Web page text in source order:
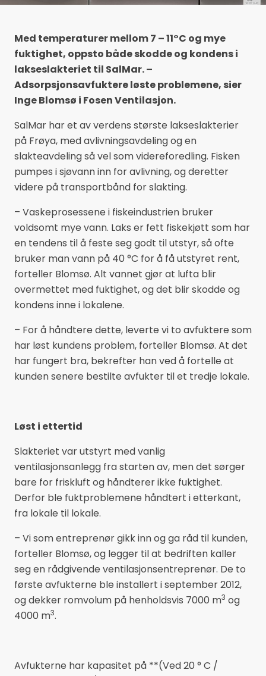
Med temperaturer mellom 7 – 11°C og mye
fuktighet, oppsto både skodde og kondens i
lakseslakteriet til SalMar. –
Adsorpsjonsavfuktere løste problemene, sier
Inge Blomsø i Fosen Ventilasjon.
SalMar har et av verdens største lakseslakterier
på Frøya, med avlivningsavdeling og en
slakteavdeling så vel som videreforedling. Fisken
pumpes i sjøvann inn for avlivning, og deretter
videre på transportbånd for slakting.
– Vaskeprosessene i fiskeindustrien bruker
voldsomt mye vann. Laks er fett fiskekjøtt som har
en tendens til å feste seg godt til utstyr, så ofte
bruker man vann på 40 °C for å få utstyret rent,
forteller Blomsø. Alt vannet gjør at lufta blir
overmettet med fuktighet, og det blir skodde og
kondens inne i lokalene.
– For å håndtere dette, leverte vi to avfuktere som
har løst kundens problem, forteller Blomsø. At det
har fungert bra, bekrefter han ved å fortelle at
kunden senere bestilte avfukter til et tredje lokale.
Løst i ettertid
Slakteriet var utstyrt med vanlig
ventilasjonsanlegg fra starten av, men det sørger
bare for friskluft og håndterer ikke fuktighet.
Derfor ble fuktproblemene håndtert i etterkant,
fra lokale til lokale.
– Vi som entreprenør gikk inn og ga råd til kunden,
forteller Blomsø, og legger til at bedriften kaller
seg en rådgivende ventilasjonsentreprenør. De to
første avfukterne ble installert i september 2012,
og dekker romvolum på henholdsvis 7000 m3 og
4000 m3.
Avfukterne har kapasitet på **(Ved 20 ° C /